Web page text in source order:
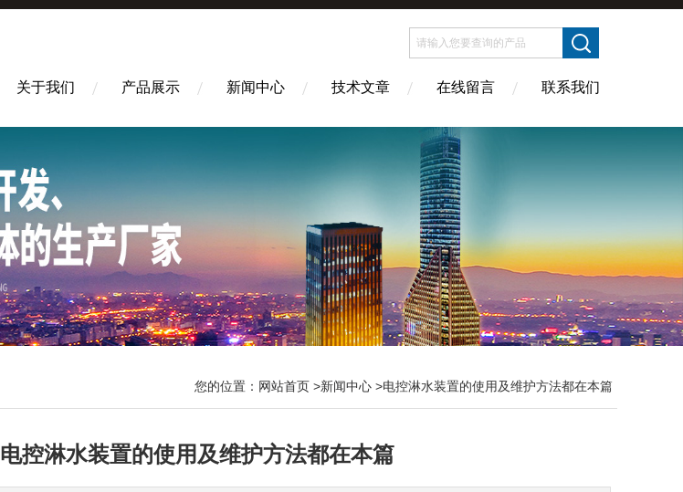
关于我们 产品展示 新闻中心 技术文章 在线留言 联系我们
您的位置： 网站首页 >新闻中心 >电控淋水装置的使用及维护方法都在本篇
电控淋水装置的使用及维护方法都在本篇